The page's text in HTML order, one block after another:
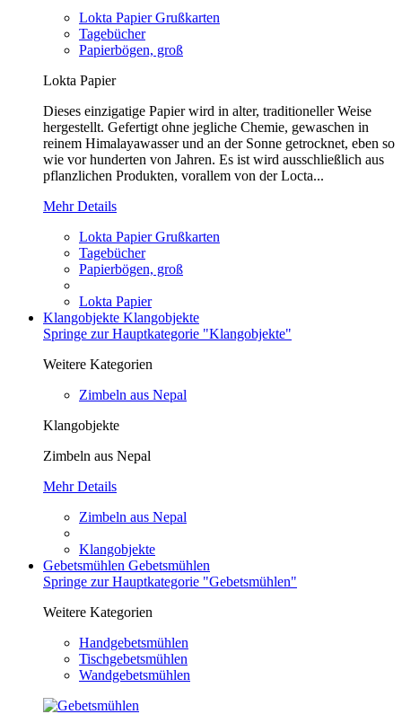
Lokta Papier Grußkarten
Tagebücher
Papierbögen, groß
Lokta Papier
Dieses einzigatige Papier wird in alter, traditioneller Weise
hergestellt. Gefertigt ohne jegliche Chemie, gewaschen in
reinem Himalayawasser und an der Sonne getrocknet, eben so
wie vor hunderten von Jahren. Es ist wird ausschließlich aus
pflanzlichen Produkten, vorallem von der Locta...
Mehr Details
Lokta Papier Grußkarten
Tagebücher
Papierbögen, groß
Lokta Papier
Klangobjekte Klangobjekte
Springe zur Hauptkategorie "Klangobjekte"
Weitere Kategorien
Zimbeln aus Nepal
Klangobjekte
Zimbeln aus Nepal
Mehr Details
Zimbeln aus Nepal
Klangobjekte
Gebetsmühlen Gebetsmühlen
Springe zur Hauptkategorie "Gebetsmühlen"
Weitere Kategorien
Handgebetsmühlen
Tischgebetsmühlen
Wandgebetsmühlen